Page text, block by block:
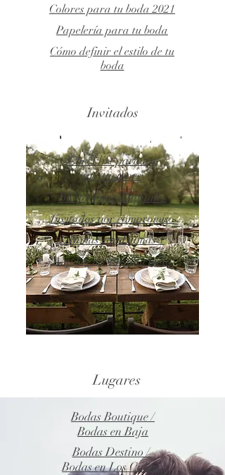
Colores para tu boda 2021
Papelería para tu boda
Cómo definir el estilo de tu
boda
Invitados
Checklist para tus
invitaciones
Invitaciones Digitales
Invitados por compromiso
Dramas con Damas 1
A quién invitar a tu boda
Lugares
Bodas Boutique /
Bodas en Baja
Bodas Destino /
Bodas en Los Cabos